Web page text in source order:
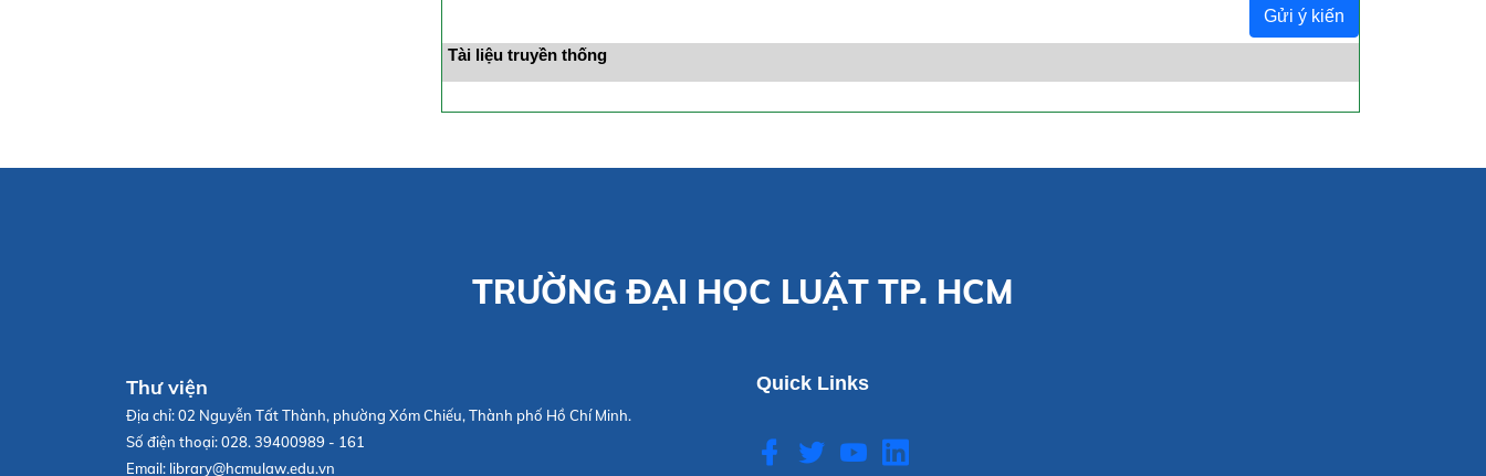
Gửi ý kiến
Tài liệu truyền thống
TRƯỜNG ĐẠI HỌC LUẬT TP. HCM
Thư viện
Địa chỉ:02 Nguyễn Tất Thành, phường Xóm Chiếu, Thành phố Hồ Chí Minh.
Số điện thoại:028. 39400989 - 161
Email: library@hcmulaw.edu.vn
Quick Links